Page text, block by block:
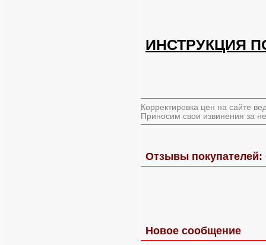
ИНСТРУКЦИЯ
Корректировка цен на сайте
Приносим свои извинения за
Отзывы
Новое сообщение